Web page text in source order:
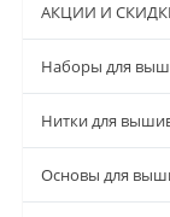
АКЦИИ И
Наборы для
Нитки для
Основы для